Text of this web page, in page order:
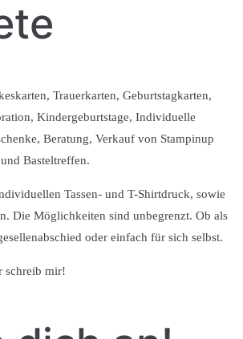
Trauerkarten, Geburtstagkarten,
Kindergeburtstage, Individuelle
Beratung, Verkauf von Stampinup
Basteltreffen.
Tassen- und T-Shirtdruck, sowie
Die Möglichkeiten sind unbegrenzt. Ob als
oder einfach für sich selbst.
schreib mir!